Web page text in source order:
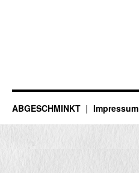
ABGESCHMINKT